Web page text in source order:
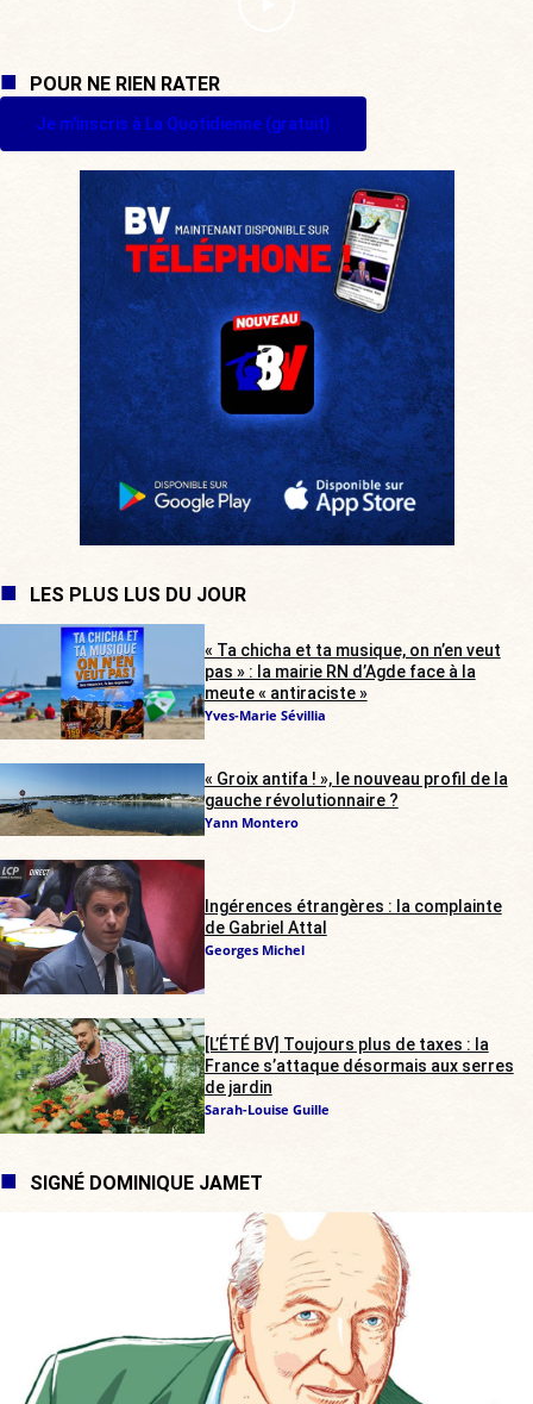
POUR NE RIEN RATER
Je m'inscris à La Quotidienne (gratuit)
LES PLUS LUS DU JOUR
« Ta chicha et ta musique, on n’en veut
pas » : la mairie RN d’Agde face à la
meute « antiraciste »
Yves-Marie Sévillia
« Groix antifa ! », le nouveau profil de la
gauche révolutionnaire ?
Yann Montero
Ingérences étrangères : la complainte
de Gabriel Attal
Georges Michel
[L’ÉTÉ BV] Toujours plus de taxes : la
France s’attaque désormais aux serres
de jardin
Sarah-Louise Guille
SIGNÉ DOMINIQUE JAMET